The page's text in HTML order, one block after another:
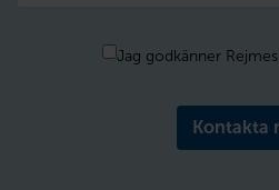
Jag godkänner Rejmes